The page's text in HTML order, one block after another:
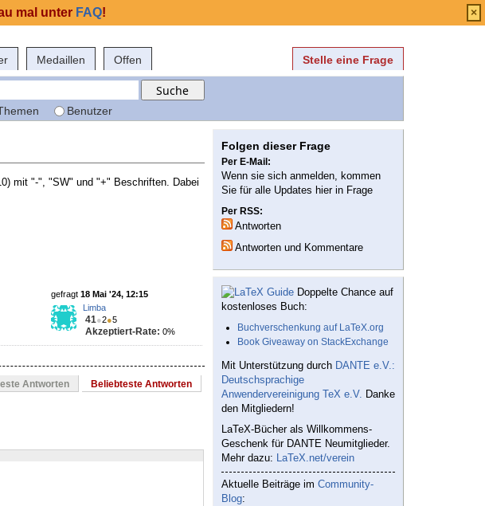
Medaillen Offen Stelle eine Frage
Benutzer
mit "-", "SW" und "+" Beschriften. Dabei
gefragt 18 Mai '24, 12:15
Limba
41●2●5
Akzeptiert-Rate: 0%
Antworten Beliebteste Antworten
Folgen dieser Frage
Per E-Mail:
Wenn sie sich anmelden, kommen
Sie für alle Updates hier in Frage
Per RSS:
Antworten
Antworten und Kommentare
Doppelte Chance auf
kostenloses Buch:
Buchverschenkung auf LaTeX.org
Book Giveaway on StackExchange
Mit Unterstützung durch DANTE e.V.:
Deutschsprachige
Anwendervereinigung TeX e.V. Danke
den Mitgliedern!
LaTeX-Bücher als Willkommens-
Geschenk für DANTE Neumitglieder.
Mehr dazu: LaTeX.net/verein
Aktuelle Beiträge im Community-
Blog:
mal unter FAQ! ×